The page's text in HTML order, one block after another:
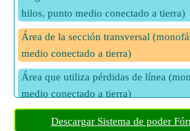
hilos, punto medio conectado a tierra)
Área de la sección transversal
medio conectado a tierra)
Área que utiliza pérdidas de línea
medio conectado a tierra)
Área utilizando volumen de material
Descargar Sistema de poder